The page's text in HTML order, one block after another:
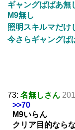
ギャングばばあ無
M9無し
照明スキルマだけ
今さらギャングば
73: 名無しさん
>>70
M9いらん
クリア目的なら